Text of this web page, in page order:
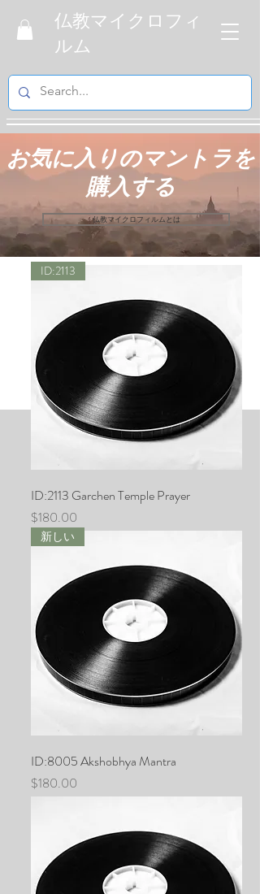
仏教マイクロフィ
ルム
現在ここに表示する
商品はありません。
ID:2113
ID:2113 Garchen Temple Prayer
価格
$180.00
新しい
ID:8005 Akshobhya Mantra
価格
$180.00
お気に入りのマントラを
購入する
仏教マイクロフィルムとは